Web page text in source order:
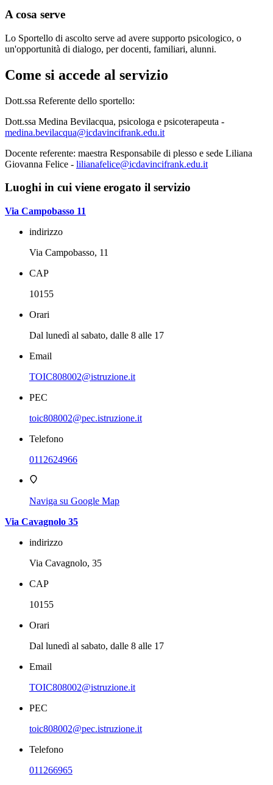
A cosa serve
Lo Sportello di ascolto serve ad avere supporto psicologico, o
un'opportunità di dialogo, per docenti, familiari, alunni.
Come si accede al servizio
Dott.ssa Referente dello sportello:
Dott.ssa Medina Bevilacqua, psicologa e psicoterapeuta -
medina.bevilacqua@icdavincifrank.edu.it
Docente referente: maestra Responsabile di plesso e sede Liliana
Giovanna Felice - lilianafelice@icdavincifrank.edu.it
Luoghi in cui viene erogato il servizio
Via Campobasso 11
indirizzo
Via Campobasso, 11
CAP
10155
Orari
Dal lunedì al sabato, dalle 8 alle 17
Email
TOIC808002@istruzione.it
PEC
toic808002@pec.istruzione.it
Telefono
0112624966
Naviga su Google Map
Via Cavagnolo 35
indirizzo
Via Cavagnolo, 35
CAP
10155
Orari
Dal lunedì al sabato, dalle 8 alle 17
Email
TOIC808002@istruzione.it
PEC
toic808002@pec.istruzione.it
Telefono
011266965